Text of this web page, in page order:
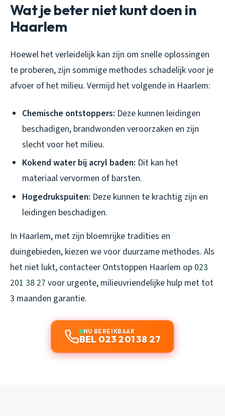
Wat je beter niet kunt doen in
Haarlem
Hoewel het verleidelijk kan zijn om snelle oplossingen
te proberen, zijn sommige methodes schadelijk voor je
afvoer of het milieu. Vermijd het volgende in Haarlem:
Chemische ontstoppers: Deze kunnen leidingen
beschadigen, brandwonden veroorzaken en zijn
slecht voor het milieu.
Kokend water bij acryl baden: Dit kan het
materiaal vervormen of barsten.
Hogedrukspuiten: Deze kunnen te krachtig zijn en
leidingen beschadigen.
In Haarlem, met zijn bloemrijke tradities en
duingebieden, kiezen we voor duurzame methodes. Als
het niet lukt, contacteer Ontstoppen Haarlem op 023
201 38 27 voor urgente, milieuvriendelijke hulp met tot
3 maanden garantie.
NU BEREIKBAAR
BEL 023 201 38 27